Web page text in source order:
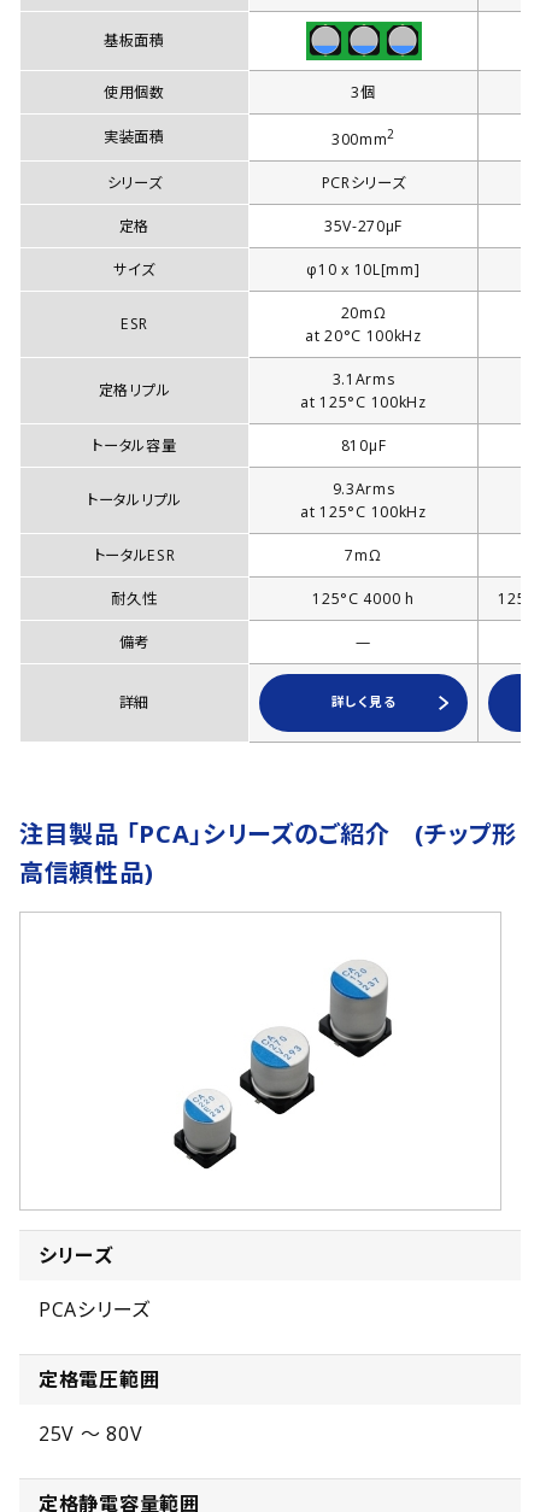
基板面積
使用個数 3個
実装面積 300mm2
シリーズ PCRシリーズ
定格 35V-270µF
サイズ φ10 x 10L[mm]
ESR
20mΩ
at 20°C 100kHz
定格リプル
3.1Arms
at 125°C 100kHz
トータル容量 810µF
トータルリプル
9.3Arms
at 125°C 100kHz
トータルESR 7mΩ
耐久性 125°C 4000 h
備考 —
詳細 詳しく見る
注目製品 「PCA」シリーズのご紹介 (チップ形
高信頼性品)
シリーズ
PCAシリーズ
定格電圧範囲
25V ～ 80V
定格静電容量範囲